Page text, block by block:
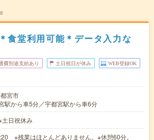
食堂利用可能＊データ入力な
費別途支給あり 土日祝日が休み WEB登録OK
宮市
駅から車5分／宇都宮駅から車6分
日祝休み
※残業はほとんどありません。※休憩60分。